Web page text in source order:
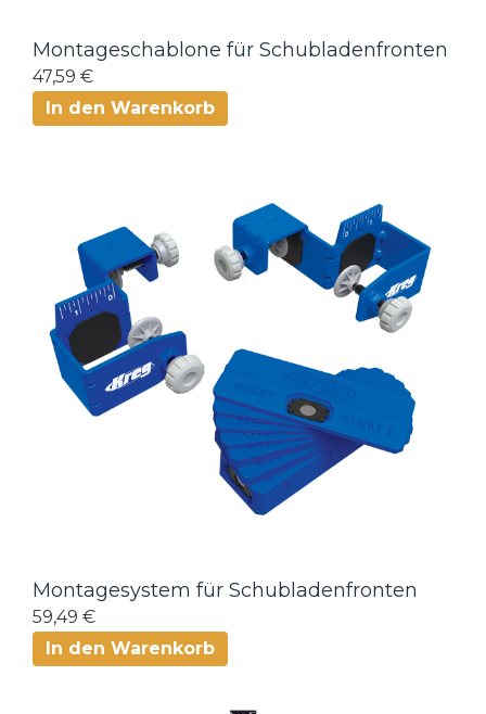
Montageschablone für Schubladenfronten
47,59 €
In den Warenkorb
Montagesystem für Schubladenfronten
59,49 €
In den Warenkorb